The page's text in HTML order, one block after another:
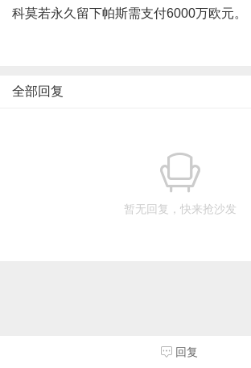
科莫若永久留下帕斯需支付6000万欧元。
全部回复
暂无回复，快来抢沙发
回复